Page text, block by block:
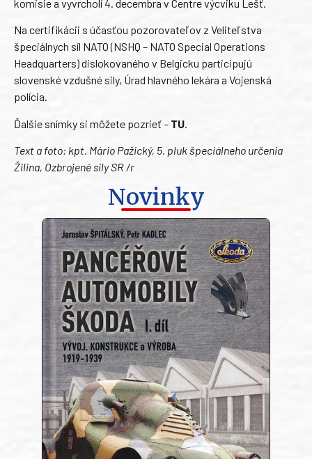
komisie a vyvrcholí 4. decembra v Centre výcviku Lešť.
Na certifikácii s účasťou pozorovateľov z Veliteľstva
špeciálnych síl NATO (NSHQ – NATO Special Operations
Headquarters) dislokovaného v Belgicku participujú
slovenské vzdušné sily, Úrad hlavného lekára a Vojenská
polícia.
Ďalšie snímky si môžete pozrieť – TU
Text a foto: kpt. Mário Pažický, 5. pluk špeciálneho určenia
Žilina, Ozbrojené sily SR /r
Novinky